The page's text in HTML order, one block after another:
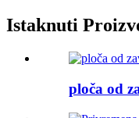
Istaknuti
ploča od